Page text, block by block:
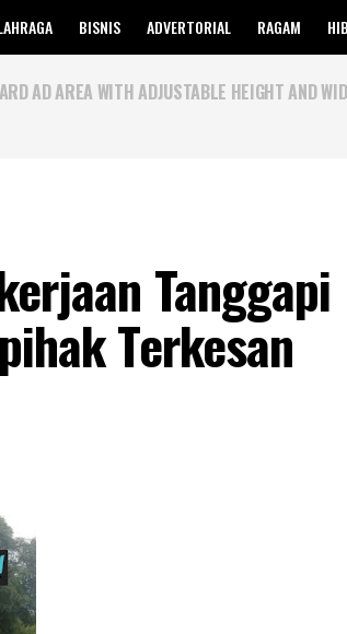
BISNIS ADVERTORIAL RAGAM
AD AREA WITH ADJUSTABLE HEIGHT AND
Tanggapi
Terkesan